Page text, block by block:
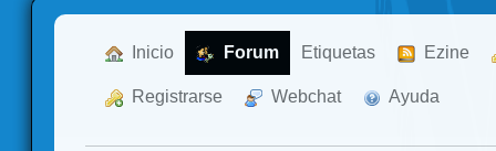
Inicio Forum Etiquetas Ezine
Registrarse Webchat Ayuda